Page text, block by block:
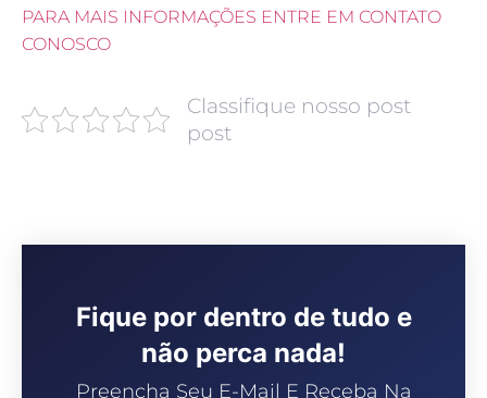
PARA MAIS INFORMAÇÕES ENTRE EM CONTATO
CONOSCO
Classifique nosso post
post
Fique por dentro de tudo e
não perca nada!
Preencha Seu E-Mail E Receba Na